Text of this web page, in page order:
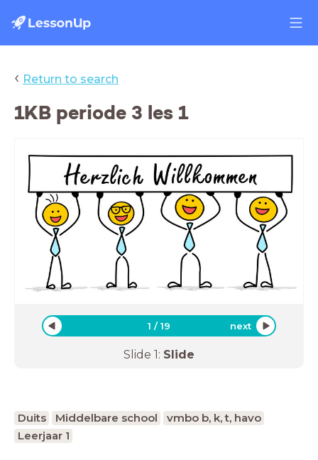
‹ Return to search
1KB periode 3 les 1
1 /19 next
Slide 1: Slide
Duits Middelbare school
vmbo b, k, t, havo
Leerjaar 1